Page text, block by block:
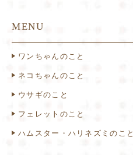
MENU
ワンちゃんのこと
ネコちゃんのこと
ウサギのこと
フェレットのこと
ハムスター・ハリネズミのこと